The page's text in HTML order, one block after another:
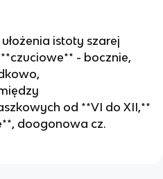
istoty szarej
- bocznie,
od **VI do XII,**
doogonowa cz.